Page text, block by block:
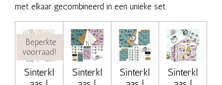
met elkaar gecombineerd in een unieke set.
Beperkte
voorraad!
Sinterkl
Sinterkl
Sinterkl
Sinterkl